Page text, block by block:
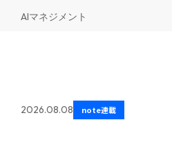
AIマネジメント
2026.08.08 note連載